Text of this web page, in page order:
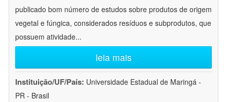
publicado bom número de estudos sobre produtos de origem
vegetal e fúngica, considerados resíduos e subprodutos, que
possuem atividade...
leia mais
Instituição/UF/País: Universidade Estadual de Maringá -
PR - Brasil